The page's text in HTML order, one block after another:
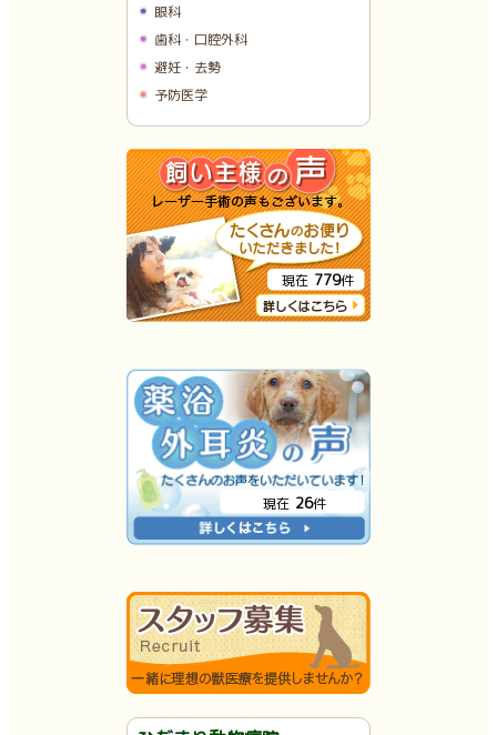
眼科
歯科・口腔外科
避妊・去勢
予防医学
現在 779件
現在 26件